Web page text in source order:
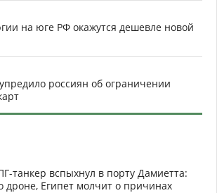
на юге РФ окажутся дешевле новой
россиян об ограничении
танкер вспыхнул в порту Дамиетта:
дроне, Египет молчит о причинах